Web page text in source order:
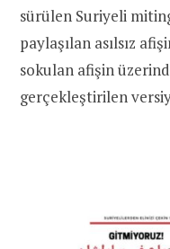
sürülen Suriyeli
paylaşılan asılsız
sokulan afişin
gerçekleştirilen